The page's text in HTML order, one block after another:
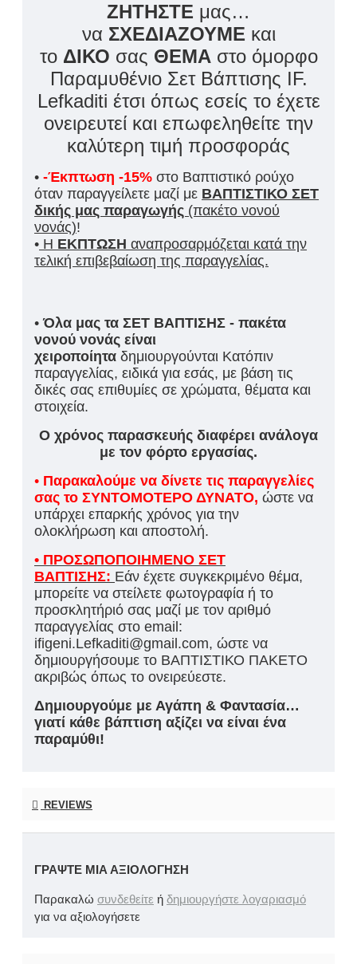
ΖΗΤΗΣΤΕ μας…
να ΣΧΕΔΙΑΖΟΥΜΕ και
το ΔΙΚΟ σας ΘΕΜΑστο όμορφο
Παραμυθένιο Σετ Βάπτισης IF.
Lefkaditi έτσι όπως εσείς το έχετε
ονειρευτεί και επωφεληθείτε την
καλύτερη τιμή προσφοράς
• -Έκπτωση -15% στο Βαπτιστικό ρούχο
όταν παραγγείλετε μαζί με ΒΑΠΤΙΣΤΙΚΟ ΣΕΤ
δικής μας παραγωγής (πακέτο νονού
νονάς)!
• Η ΕΚΠΤΩΣΗ αναπροσαρμόζεται κατά την
τελική επιβεβαίωση της παραγγελίας.
•Όλα μας τα ΣΕΤ ΒΑΠΤΙΣΗΣ - πακέτα
νονού νονάς είναι
χειροποίητα δημιουργούνται Κατόπιν
παραγγελίας, ειδικά για εσάς, με βάση τις
δικές σας επιθυμίες σε χρώματα, θέματα και
στοιχεία.
Ο χρόνος παρασκευής διαφέρει ανάλογα
με τον φόρτο εργασίας.
• Παρακαλούμε να δίνετε τις παραγγελίες
σας το ΣΥΝΤΟΜΟΤΕΡΟ ΔΥΝΑΤΟ, ώστε να
υπάρχει επαρκής χρόνος για την
ολοκλήρωση και αποστολή.
• ΠΡΟΣΩΠΟΠΟΙΗΜΕΝΟ ΣΕΤ
ΒΑΠΤΙΣΗΣ: Εάν έχετε συγκεκριμένο θέμα,
μπορείτε να στείλετε φωτογραφία ή το
προσκλητήριό σας μαζί με τον αριθμό
παραγγελίας στο email:
ifigeni.Lefkaditi@gmail.com, ώστε να
δημιουργήσουμε το ΒΑΠΤΙΣΤΙΚΟ ΠΑΚΕΤΟ
ακριβώς όπως το ονειρεύεστε.
Δημιουργούμε με Αγάπη & Φαντασία…
γιατί κάθε βάπτιση αξίζει να είναι ένα
παραμύθι!
REVIEWS
ΓΡΆΨΤΕ ΜΙΑ ΑΞΙΟΛΌΓΗΣΗ
Παρακαλώ συνδεθείτε ή δημιουργήστε λογαριασμό
για να αξιολογήσετε